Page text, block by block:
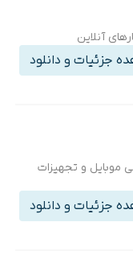
آنلاین
جزئیات و دانلود
موبایل و تجهیزات
جزئیات و دانلود